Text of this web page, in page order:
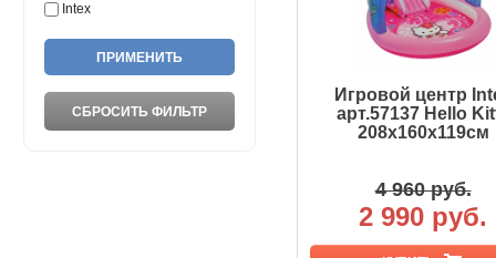
Intex
Игровой центр
арт.57137 Hello
208х160х119см
4 960 руб.
2 990 руб.